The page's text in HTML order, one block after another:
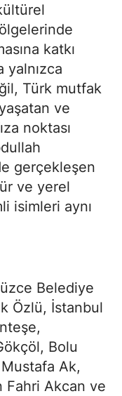
katkı
yalnızca
Türk mutfak
ve
noktası
gerçekleşen
ve yerel
isimleri aynı
Belediye
Özlü, İstanbul
öl, Bolu
Ak,
Fahri Akcan ve